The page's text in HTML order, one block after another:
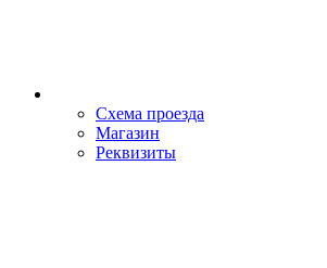
Схема проезда
Магазин
Реквизиты